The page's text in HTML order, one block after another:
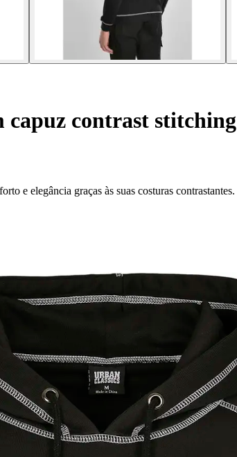
capuz contrast stitching
e elegância graças às suas costuras contrastantes.